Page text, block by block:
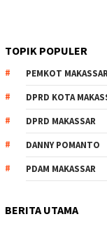
TOPIK POPULER
PEMKOT
DPRD KOTA
DPRD MAKASSAR
DANNY POMANTO
PDAM MAKASSAR
BERITA UTAMA